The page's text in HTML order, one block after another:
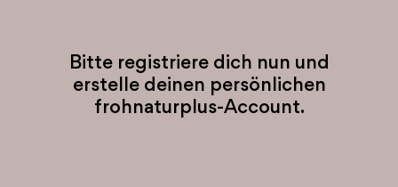
Bitte registriere dich nun und
erstelle deinen persönlichen
frohnaturplus-Account.